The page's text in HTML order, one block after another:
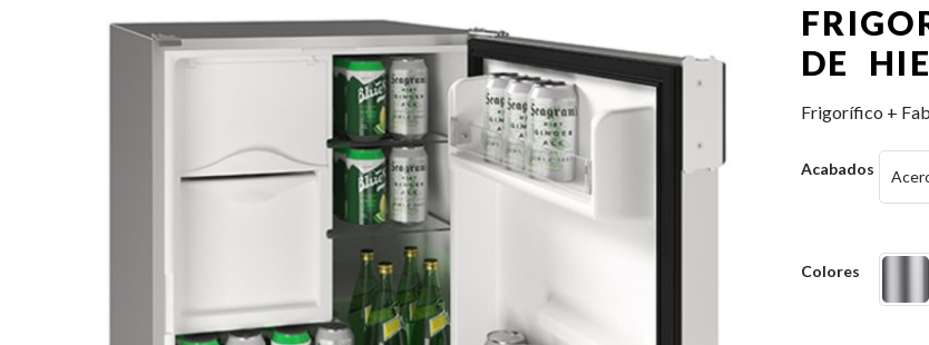
DE
Frigorífico +
Acabados
Colores